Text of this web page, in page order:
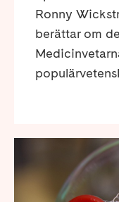
Ronny
berättar om